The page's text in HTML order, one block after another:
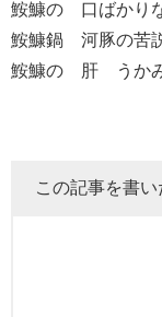
鮟鱇の 口ば
鮟鱇鍋 河豚
鮟鱇の 肝 う
この記事を書い